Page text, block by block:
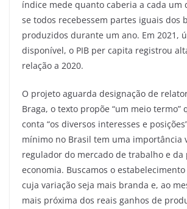
índice mede quanto caberia a cada um
se todos recebessem partes iguais dos
produzidos durante um ano. Em 2021,
disponível, o PIB per capita registrou
relação a 2020.
O projeto aguarda designação de
Braga, o texto propõe “um meio termo”
conta “os diversos interesses e
mínimo no Brasil tem uma importância
regulador do mercado de trabalho e da
economia. Buscamos o
cuja variação seja mais branda e, ao
mais próxima dos reais ganhos de